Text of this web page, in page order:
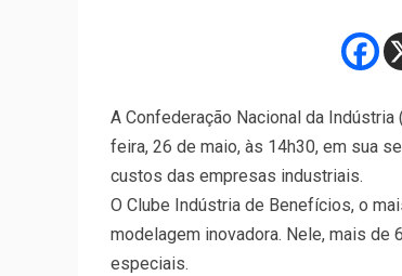
A Confederação Nacional da
feira, 26 de maio, às 14h30, em sua
custos das empresas industriais.
O Clube Indústria de Benefícios, o
modelagem inovadora. Nele, mais
especiais.